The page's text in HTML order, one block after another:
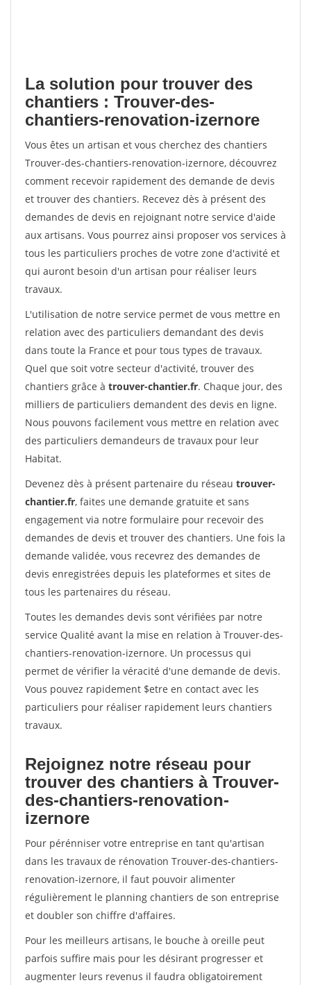
La solution pour trouver des
chantiers : Trouver-des-
chantiers-renovation-izernore
Vous êtes un artisan et vous cherchez des chantiers
Trouver-des-chantiers-renovation-izernore, découvrez
comment recevoir rapidement des demande de devis
et trouver des chantiers. Recevez dès à présent des
demandes de devis en rejoignant notre service d'aide
aux artisans. Vous pourrez ainsi proposer vos services à
tous les particuliers proches de votre zone d'activité et
qui auront besoin d'un artisan pour réaliser leurs
travaux.
L'utilisation de notre service permet de vous mettre en
relation avec des particuliers demandant des devis
dans toute la France et pour tous types de travaux.
Quel que soit votre secteur d'activité, trouver des
chantiers grâce à trouver-chantier.fr. Chaque jour, des
milliers de particuliers demandent des devis en ligne.
Nous pouvons facilement vous mettre en relation avec
des particuliers demandeurs de travaux pour leur
Habitat.
Devenez dès à présent partenaire du réseau trouver-
chantier.fr, faites une demande gratuite et sans
engagement via notre formulaire pour recevoir des
demandes de devis et trouver des chantiers. Une fois la
demande validée, vous recevrez des demandes de
devis enregistrées depuis les plateformes et sites de
tous les partenaires du réseau.
Toutes les demandes devis sont vérifiées par notre
service Qualité avant la mise en relation à Trouver-des-
chantiers-renovation-izernore. Un processus qui
permet de vérifier la véracité d'une demande de devis.
Vous pouvez rapidement $etre en contact avec les
particuliers pour réaliser rapidement leurs chantiers
travaux.
Rejoignez notre réseau pour
trouver des chantiers à Trouver-
des-chantiers-renovation-
izernore
Pour pérénniser votre entreprise en tant qu'artisan
dans les travaux de rénovation Trouver-des-chantiers-
renovation-izernore, il faut pouvoir alimenter
régulièrement le planning chantiers de son entreprise
et doubler son chiffre d'affaires.
Pour les meilleurs artisans, le bouche à oreille peut
parfois suffire mais pour les désirant progresser et
augmenter leurs revenus il faudra obligatoirement